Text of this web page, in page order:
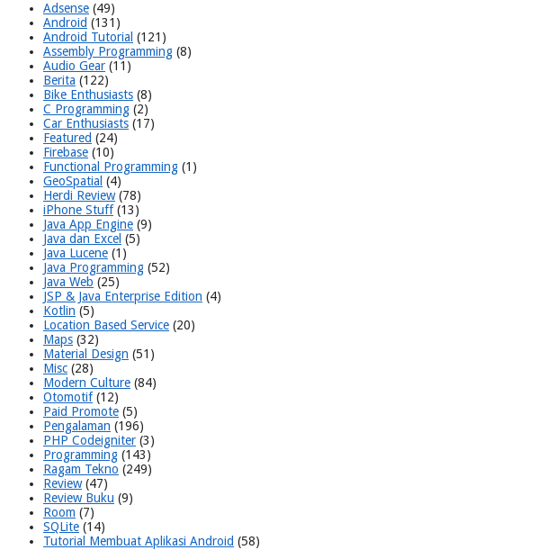
Adsense (49)
Android (131)
Android Tutorial (121)
Assembly Programming (8)
Audio Gear (11)
Berita (122)
Bike Enthusiasts (8)
C Programming (2)
Car Enthusiasts (17)
Featured (24)
Firebase (10)
Functional Programming (1)
GeoSpatial (4)
Herdi Review(78)
iPhone Stuff(13)
Java App Engine (9)
Java dan Excel (5)
Java Lucene (1)
Java Programming (52)
Java Web (25)
JSP & Java Enterprise Edition (4)
Kotlin (5)
Location Based Service (20)
Maps (32)
Material Design (51)
Misc (28)
Modern Culture (84)
Otomotif(12)
Paid Promote (5)
Pengalaman (196)
PHP Codeigniter (3)
Programming (143)
Ragam Tekno (249)
Review(47)
Review Buku (9)
Room (7)
SQLite (14)
Tutorial Membuat Aplikasi Android (58)